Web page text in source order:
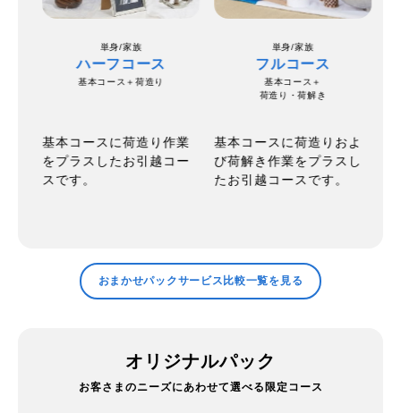
単身/家族
ハーフコース
基本コース＋荷造り
基本コースに荷造り作業
をプラスしたお引越コー
スです。
単身/家族
フルコース
基本コース＋
荷造り・荷解き
基本コースに荷造りおよ
び荷解き作業をプラスし
たお引越コースです。
オリジナルパック
お客さまのニーズにあわせて選べる限定コース
おまかせパックサービス比較一覧を見る